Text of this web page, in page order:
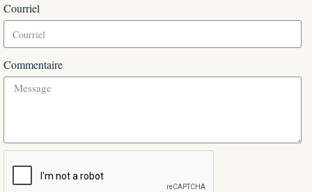
Courriel
Commentaire